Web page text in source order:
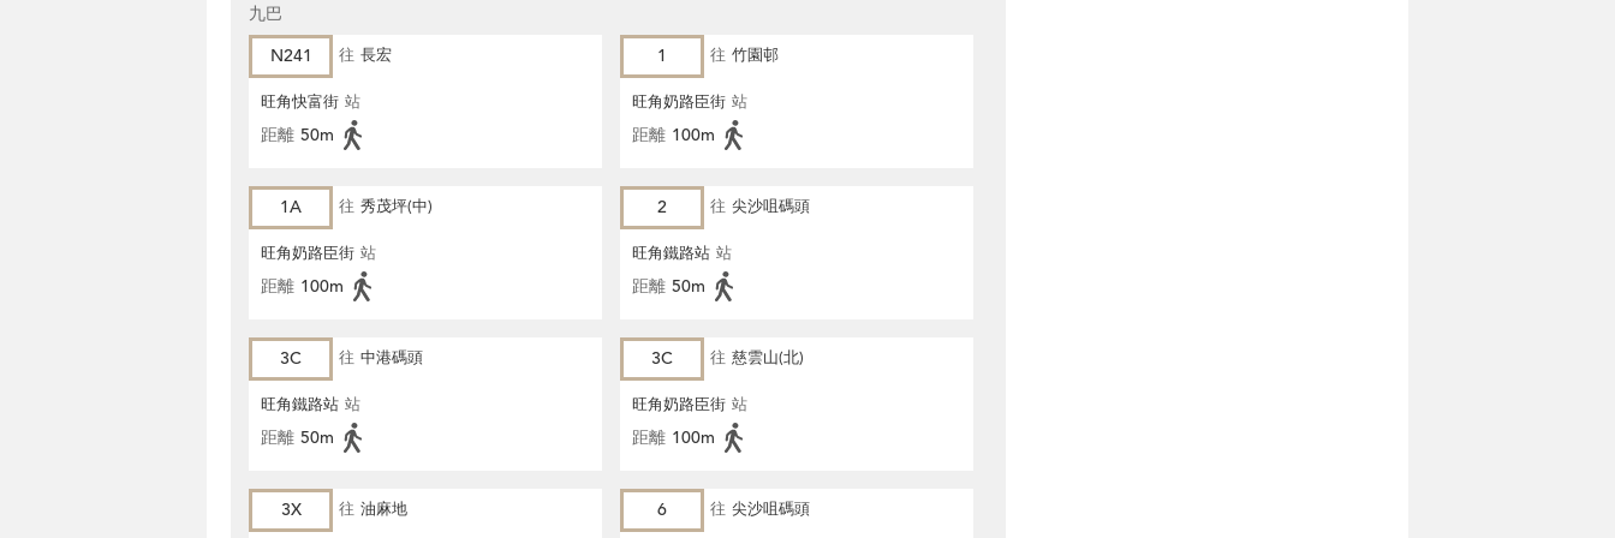
九巴
N241
往 長宏
旺角快富街 站
距離 50m
1 往 竹園邨
旺角奶路臣街 站
距離 100m
1A 往 秀茂坪(中)
旺角奶路臣街 站
距離 100m
2 往 尖沙咀碼頭
旺角鐵路站 站
距離 50m
3C 往 中港碼頭
旺角鐵路站 站
距離 50m
3C 往 慈雲山(北)
旺角奶路臣街 站
距離 100m
3X 往 油麻地 6 往 尖沙咀碼頭